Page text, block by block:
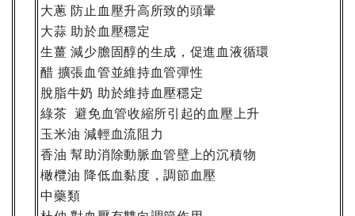
大蔥 防止血壓升高所致的頭暈
大蒜 助於血壓穩定
生薑 減少膽固醇的生成，促進血液循環
醋 擴張血管並維持血管彈性
脫脂牛奶 助於維持血壓穩定
綠茶 避免血管收縮所引起的血壓上升
玉米油 減輕血流阻力
香油 幫助消除動脈血管壁上的沉積物
橄欖油 降低血黏度，調節血壓
中藥類